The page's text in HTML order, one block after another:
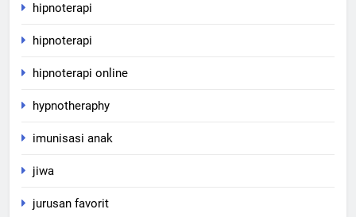
hipnoterapi
hipnoterapi
hipnoterapi online
hypnotheraphy
imunisasi anak
jiwa
jurusan favorit